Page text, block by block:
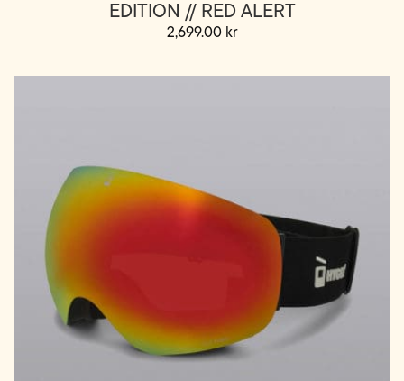
EDITION // RED ALERT
2,699.00 kr